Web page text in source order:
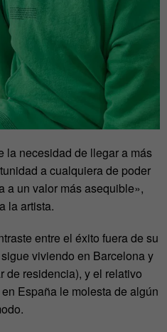
la necesidad de llegar a más
a cualquiera de poder
a un valor más asequible»,
la artista.
entre el éxito fuera de su
viviendo en Barcelona y
de residencia), y el relativo
España le molesta de algún